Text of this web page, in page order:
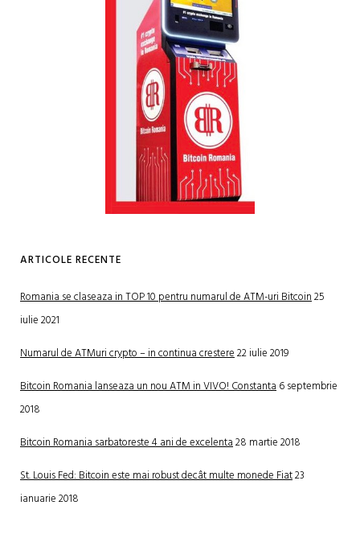
ARTICOLE RECENTE
Romania se claseaza in TOP 10 pentru numarul de ATM-uri Bitcoin25
iulie 2021
Numarul de ATMuri crypto – in continua crestere22 iulie 2019
Bitcoin Romania lanseaza un nou ATM in VIVO! Constanta6 septembrie
2018
Bitcoin Romania sarbatoreste 4 ani de excelenta28 martie 2018
St. Louis Fed: Bitcoin este mai robust decât multe monede Fiat23
ianuarie 2018